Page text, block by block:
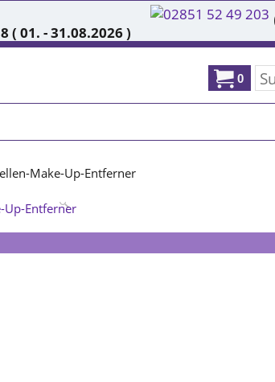
( 01. - 31.08.2026 )
0
Make-Up-Entferner